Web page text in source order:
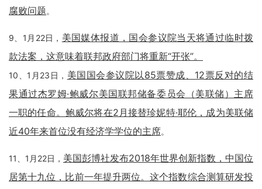
腐败问题。
9、1月22日， 美国媒体报道，国会参议院当天将通过临时拨
款法案，这意味着联邦政府部门将重新“开张”。
10、1月23日， 美国国会参议院以85票赞成、12票反对的结
果通过杰罗姆·鲍威尔美国联邦储备委员会（美联储）主席
一职的任命。鲍威尔将在2月接替珍妮特·耶伦，成为美联储
近40年来首位没有经济学学位的主席。
11、1月22日， 美国彭博社发布2018年世界创新指数，中国位
居第十九位，比前一年提升两位。这个指数综合测算研发投